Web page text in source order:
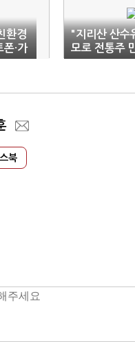
환경
·가
"지리산 산수
모로 전통주
북